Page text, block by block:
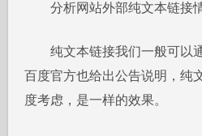
分析网站外部纯文本链接
纯文本链接我们一般可以通
百度官方也给出公告说明，纯
度考虑，是一样的效果。